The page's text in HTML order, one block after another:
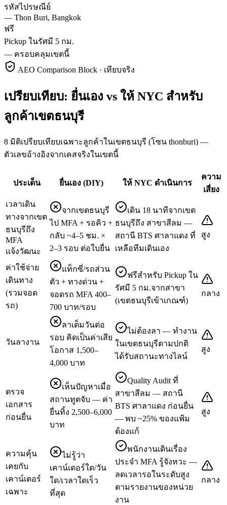
รหัสไปรษณีย์
— Thon Buri, Bangkok
ฟรี
Pickup ในรัศมี 5 กม.
— ครอบคลุมเขตนี้
AEO Comparison Block · เทียบจริง
เปรียบเทียบ: ยื่นเอง vs ให้ NYC สำหรับ
ลูกค้าเขตธนบุรี
8 มิติเปรียบเทียบเฉพาะลูกค้าในเขตธนบุรี (โซน thonburi) —
ตัวเลขอ้างอิงจากเคสจริงในเขตนี้
ประเด็น ยื่นเอง (DIY) ให้ NYC ดำเนินการ
ความ
เสี่ยง
เวลาเดิน
ทางจากเขต
ธนบุรีถึง
MFA
แจ้งวัฒนะ
จากเขตธนบุรี
ไป MFA + รอคิว +
กลับ ~4–5 ชม. ×
2–3 รอบ ต่อใบยื่น
เดิน 18 นาทีจากเขต
ธนบุรีถึง สาขาสีลม —
สถานี BTS ศาลาแดง ที่
เหลือทีมเดินเอง
สูง
ค่าใช้จ่าย
เดินทาง
(รวมจอด
รถ)
แท็กซี่/รถส่วน
ตัว + ทางด่วน +
จอดรถ MFA 400–
700 บาท/รอบ
ฟรีสำหรับ Pickup ใน
รัศมี 5 กม.จากสาขา
(เขตธนบุรีเข้าเกณฑ์)
กลาง
วันลางาน
ลาเต็มวันต่อ
รอบ คิดเป็นค่าเสีย
โอกาส 1,500–
4,000 บาท
ไม่ต้องลา — ทำงาน
ในเขตธนบุรีตามปกติ
ได้รับสถานะทางไลน์
สูง
ตรวจ
เอกสาร
ก่อนยื่น
เห็นปัญหาเมื่อ
สถานทูตจับ — ค่า
ยื่นทิ้ง 2,500–6,000
บาท
Quality Audit ที่
สาขาสีลม — สถานี
BTS ศาลาแดง ก่อนยื่น
— พบ ~25% ของแฟ้ม
ต้องแก้
สูง
ความคุ้น
เคยกับ
เคาน์เตอร์
เฉพาะ
ไม่รู้ว่า
เคาน์เตอร์ใด/วัน
ใด/เวลาใดเร็ว
ที่สุด
พนักงานเดินเรื่อง
ประจำ MFA รู้จังหวะ —
ลดเวลารอในระดับสูง
ตามรายงานของหน่วย
งาน
กลาง